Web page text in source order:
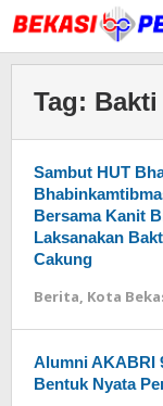
Lewati
ke
konten
Tag:
Sambut HUT
Bersama Kanit
Laksanakan
Cakung
Berita, Kota
Alumni AKABRI
Bentuk Nyata